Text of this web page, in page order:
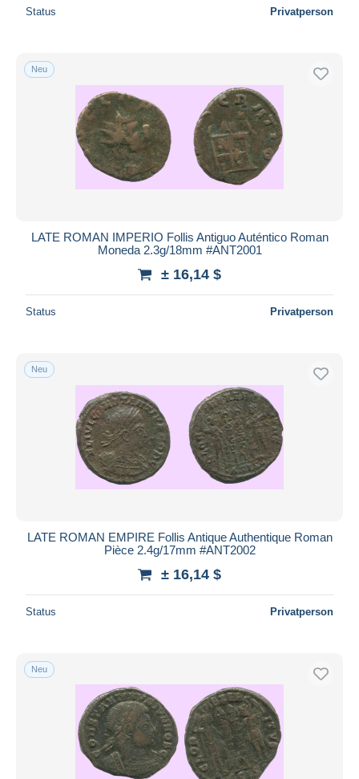
Status Privatperson
Neu
LATE ROMAN IMPERIO Follis Antiguo Auténtico Roman
Moneda 2.3g/18mm #ANT2001
± 16,14 $
Status Privatperson
Neu
LATE ROMAN EMPIRE Follis Antique Authentique Roman
Pièce 2.4g/17mm #ANT2002
± 16,14 $
Status Privatperson
Neu